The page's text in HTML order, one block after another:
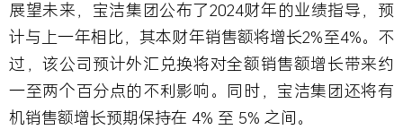
展望未来，宝洁集团公布了2024财年的业绩指导，预
计与上一年相比，其本财年销售额将增长2%至4%。不
过，该公司预计外汇兑换将对全额销售额增长带来约
一至两个百分点的不利影响。同时，宝洁集团还将有
机销售额增长预期保持在 4% 至 5% 之间。